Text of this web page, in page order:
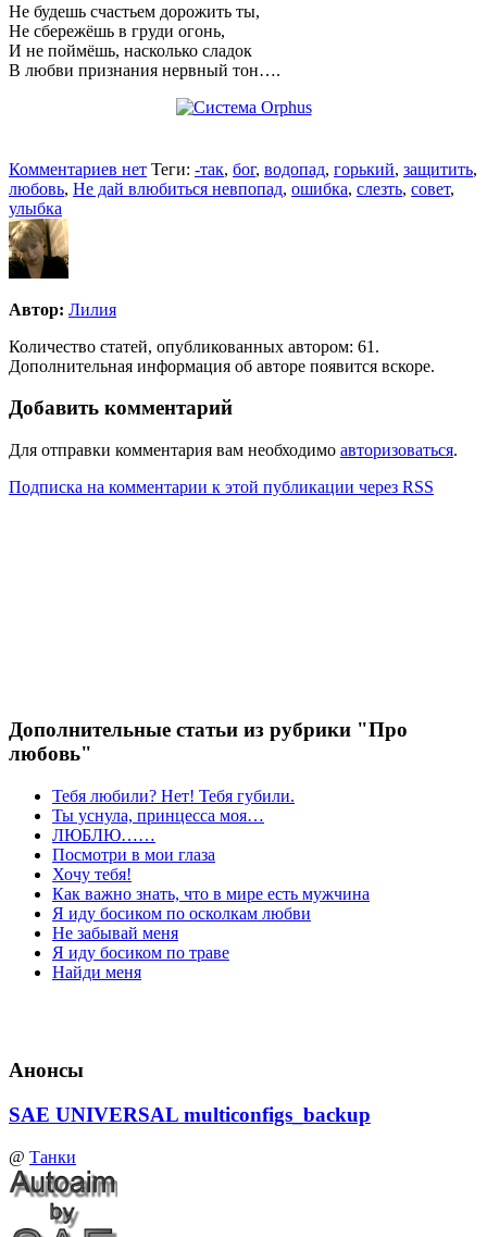
Не будешь счастьем дорожить ты,
Не сбережёшь в груди огонь,
И не поймёшь, насколько сладок
В любви признания нервный тон….
Комментариев нет Теги: -так, бог, водопад, горький, защитить,
любовь, Не дай влюбиться невпопад, ошибка, слезть, совет,
улыбка
Автор: Лилия
Количество статей, опубликованных автором: 61.
Дополнительная информация об авторе появится вскоре.
Добавить комментарий
Для отправки комментария вам необходимо авторизоваться.
Подписка на комментарии к этой публикации через RSS
Дополнительные статьи из рубрики "Про
любовь"
Тебя любили? Нет! Тебя губили.
Ты уснула, принцесса моя…
ЛЮБЛЮ……
Посмотри в мои глаза
Хочу тебя!
Как важно знать, что в мире есть мужчина
Я иду босиком по осколкам любви
Не забывай меня
Я иду босиком по траве
Найди меня
Анонсы
SAE UNIVERSAL multiconfigs_backup
@ Танки